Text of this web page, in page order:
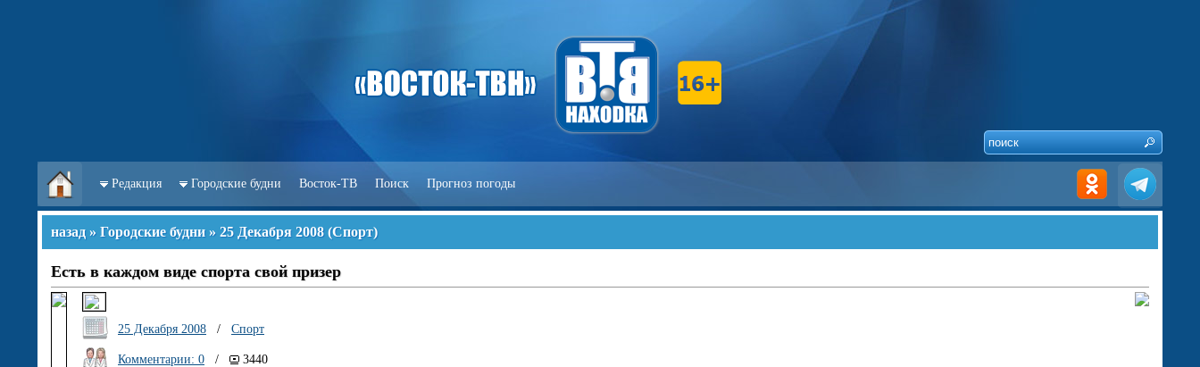
Редакция Городские будни Восток-ТВ Поиск Прогноз погоды
назад » Городские будни » 25 Декабря 2008 (Спорт)
Есть в каждом виде спорта свой призер
25 Декабря 2008 / Спорт
Комментарии: 0 / 3440